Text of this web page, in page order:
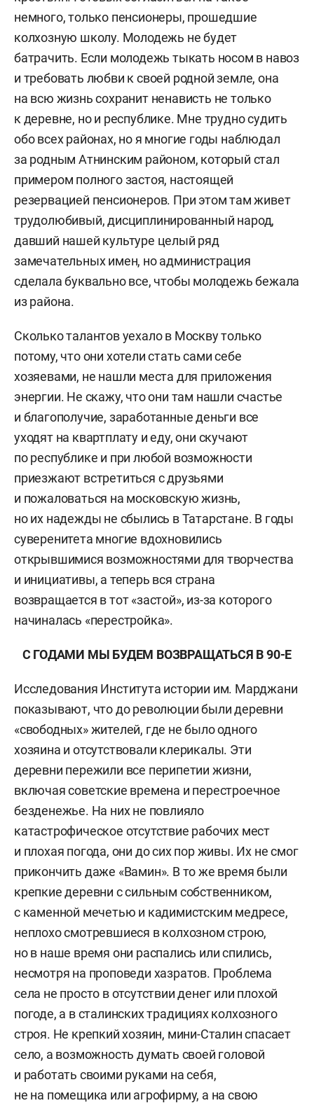
немного, только пенсионеры, прошедшие
колхозную школу. Молодежь не будет
батрачить. Если молодежь тыкать носом в навоз
и требовать любви к своей родной земле, она
на всю жизнь сохранит ненависть не только
к деревне, но и республике. Мне трудно судить
обо всех районах, но я многие годы наблюдал
за родным Атнинским районом, который стал
примером полного застоя, настоящей
резервацией пенсионеров. При этом там живет
трудолюбивый, дисциплинированный народ,
давший нашей культуре целый ряд
замечательных имен, но администрация
сделала буквально все, чтобы молодежь бежала
из района.
Сколько талантов уехало в Москву только
потому, что они хотели стать сами себе
хозяевами, не нашли места для приложения
энергии. Не скажу, что они там нашли счастье
и благополучие, заработанные деньги все
уходят на квартплату и еду, они скучают
по республике и при любой возможности
приезжают встретиться с друзьями
и пожаловаться на московскую жизнь,
но их надежды не сбылись в Татарстане. В годы
суверенитета многие вдохновились
открывшимися возможностями для творчества
и инициативы, а теперь вся страна
возвращается в тот «застой», из-за которого
начиналась «перестройка».
С ГОДАМИ МЫ БУДЕМ ВОЗВРАЩАТЬСЯ В 90-Е
Исследования Института истории им. Марджани
показывают, что до революции были деревни
«свободных» жителей, где не было одного
хозяина и отсутствовали клерикалы. Эти
деревни пережили все перипетии жизни,
включая советские времена и перестроечное
безденежье. На них не повлияло
катастрофическое отсутствие рабочих мест
и плохая погода, они до сих пор живы. Их не смог
прикончить даже «Вамин». В то же время были
крепкие деревни с сильным собственником,
с каменной мечетью и кадимистским медресе,
неплохо смотревшиеся в колхозном строю,
но в наше время они распались или спились,
несмотря на проповеди хазратов. Проблема
села не просто в отсутствии денег или плохой
погоде, а в сталинских традициях колхозного
строя. Не крепкий хозяин, мини-Сталин спасает
село, а возможность думать своей головой
и работать своими руками на себя,
не на помещика или агрофирму, а на свою